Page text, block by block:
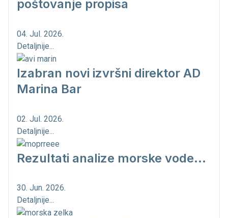
poštovanje propisa
04. Jul. 2026.
Detaljnije...
Izabran novi izvršni direktor AD
Marina Bar
02. Jul. 2026.
Detaljnije...
Rezultati analize morske vode...
30. Jun. 2026.
Detaljnije...